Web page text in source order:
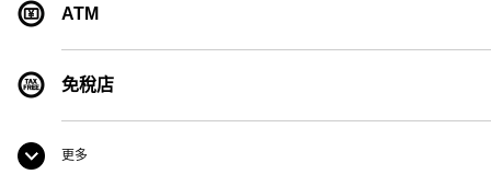
ATM
免稅店
更多